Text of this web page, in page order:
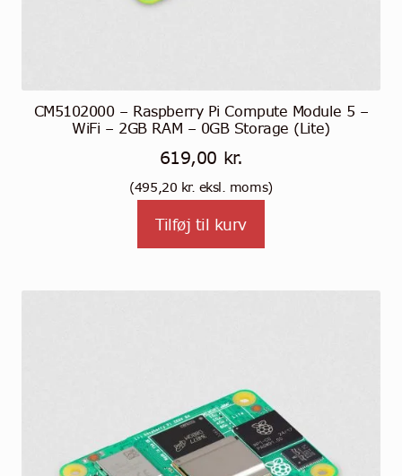
CM5102000 – Raspberry Pi Compute Module 5 –
WiFi – 2GB RAM – 0GB Storage (Lite)
619,00 kr.
(495,20 kr. eksl. moms)
Tilføj til kurv